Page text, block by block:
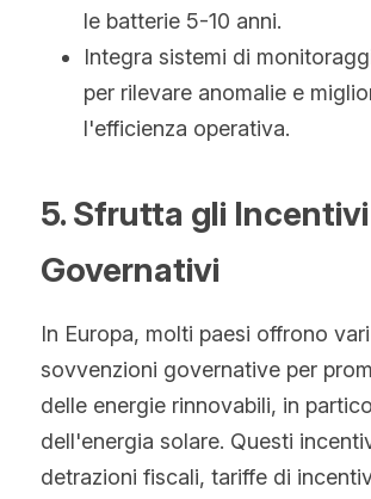
le batterie 5-10 anni.
Integra sistemi di
per rilevare anomalie e
l'efficienza operativa.
5. Sfrutta gli Incentivi
Governativi
In Europa, molti paesi offrono
sovvenzioni governative per
delle energie rinnovabili, in
dell'energia solare. Questi
detrazioni fiscali, tariffe di